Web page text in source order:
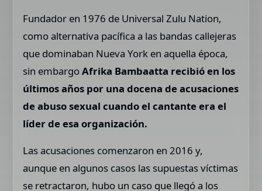
Fundador en 1976 de Universal Zulu Nation,
como alternativa pacífica a las bandas callejeras
que dominaban Nueva York en aquella época,
sin embargoAfrika Bambaatta recibió en los
últimos años por una docena de acusaciones
de abuso sexual cuando el cantante era el
líder de esa organización.
Las acusaciones comenzaron en 2016 y,
aunque en algunos casos las supuestas víctimas
se retractaron, hubo un caso que llegó a los